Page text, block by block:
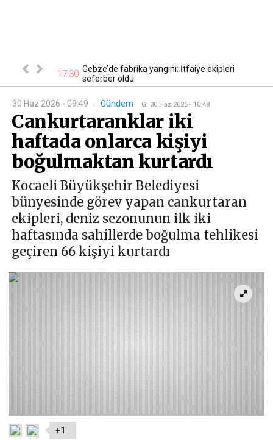
17:30 Gebze’de fabrika yangını: İtfaiye ekipleri
seferber oldu
30 Haz 2026 - 09:49 - Gündem G: 30 Haz 2026 - 10:48
Cankurtaranklar iki
haftada onlarca kişiyi
boğulmaktan kurtardı
Kocaeli Büyükşehir Belediyesi
bünyesinde görev yapan cankurtaran
ekipleri, deniz sezonunun ilk iki
haftasında sahillerde boğulma tehlikesi
geçiren 66 kişiyi kurtardı
+1